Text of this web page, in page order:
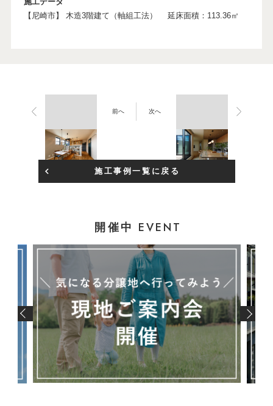
【尼崎市】 木造3階建て（軸組工法） 延床面積：113.36㎡
前へ 次へ
施工事例一覧に戻る
開催中 EVENT